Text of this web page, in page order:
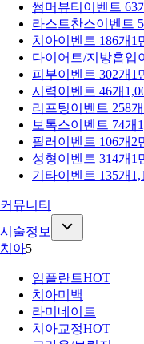
썸머뷰티 이벤트 63
라스트찬스이벤트
치아이벤트 186개 1
다이어트/지방흡입
피부이벤트 302개 1
시력이벤트 46개
리프팅이벤트 258개
보톡스이벤트 74개
필러 이벤트 106개 2
성형이벤트 314개 1
기타이벤트 135개
커뮤니티
시술정보
치아5
임플란트HOT
치아미백
라미네이트
치아교정HOT